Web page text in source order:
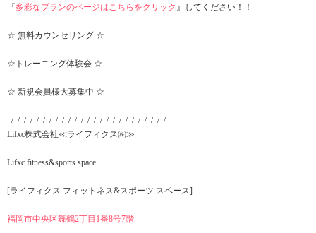
『多彩なプランのページはこちらをクリック 』してください！！
☆ 無料カウンセリング ☆
☆トレーニング体験会 ☆
☆ 新規会員様大募集中 ☆
_/_/_/_/_/_/_/_/_/_/_/_/_/_/_/_/_/_/_/_/_/_/_/_/_/
Lifxc株式会社≪ライフィクス㈱≫
Lifxc fitness&sports space
[ライフィクス フィットネス&スポーツ スペース]
福岡市中央区舞鶴2丁目1番8号7階